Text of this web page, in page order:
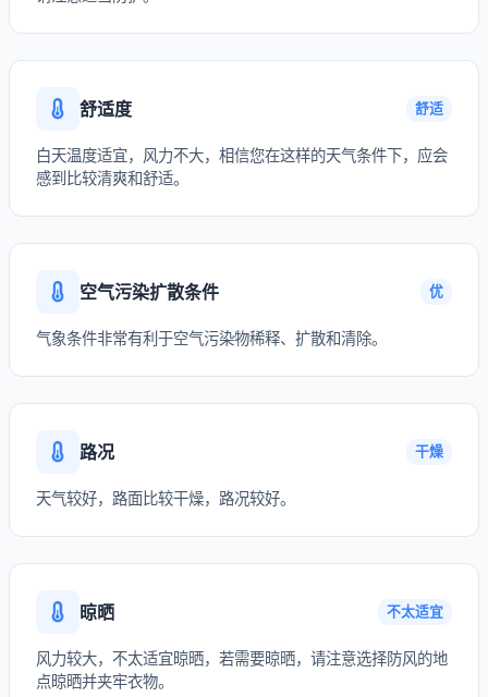
舒适度 舒适
白天温度适宜，风力不大，相信您在这样的天气条件下，应会
感到比较清爽和舒适。
空气污染扩散条件 优
气象条件非常有利于空气污染物稀释、扩散和清除。
路况 干燥
天气较好，路面比较干燥，路况较好。
晾晒 不太适宜
风力较大，不太适宜晾晒，若需要晾晒，请注意选择防风的地
点晾晒并夹牢衣物。